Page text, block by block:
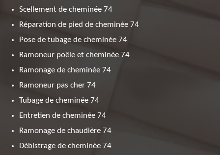
Scellement de cheminée 74
Réparation de pied de cheminée 74
Pose de tubage de cheminée 74
Ramoneur poêle et cheminée 74
Ramonage de cheminée 74
Ramoneur pas cher 74
Tubage de cheminée 74
Entretien de cheminée 74
Ramonage de chaudière 74
Débistrage de cheminée 74